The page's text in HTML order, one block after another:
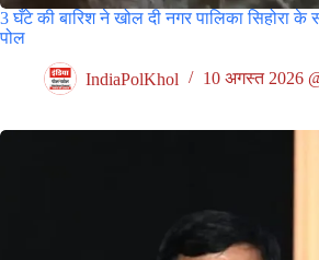
3 घँटे की बारिश ने खोल दी नगर पालिका सिहोरा के
पोल
IndiaPolKhol 10 अगस्त 2026 @